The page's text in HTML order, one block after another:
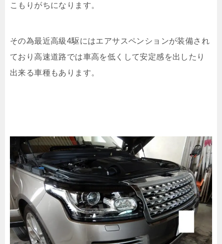
こもりがちになります。
その為最近高級4駆にはエアサスペンションが装備され
ており高速道路では車高を低くして安定感を出したり
出来る車種もあります。